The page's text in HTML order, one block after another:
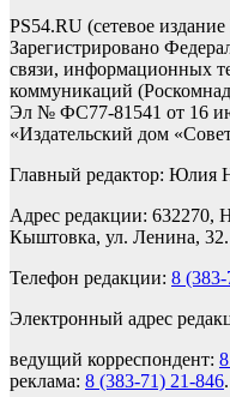
PS54.RU (сетевое
Зарегистрировано
связи, информационных
коммуникаций
Эл № ФС77-81541 от 16
«Издательский дом
Главный редактор: Юлия
Адрес редакции:
Кыштовка, ул. Ленина, 32.
Телефон редакции: 8
Электронный адрес
ведущий корреспондент:
реклама: 8 (383-71) 21-846.